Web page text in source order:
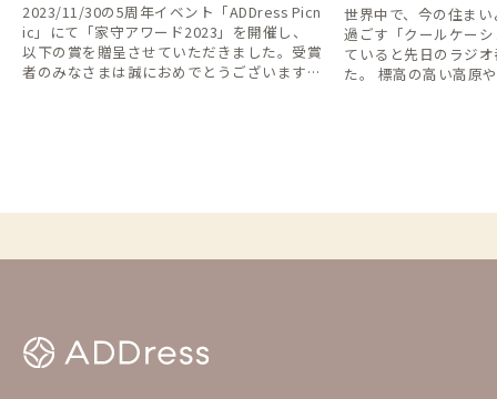
2023/11/30の5周年イベント「ADDress Picn
ic」にて「家守アワード2023」を開催し、
以下の賞を贈呈させていただきました。受賞
者のみなさまは誠におめでとうございます！
家・家守さんが受賞されたのかを見てみた
賞 ：得票数上位5件を選出 ・エリア賞
：エリア別の得票数のトップ3件を選出
世界中で、今の住ま
過ごす「クールケー
ていると先日のラジ
た。 標高の高い高原